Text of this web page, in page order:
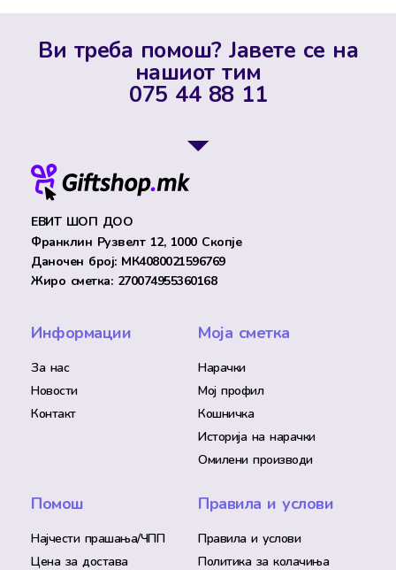
Ви треба помош? Јавете се на
нашиот тим
075 44 88 11
ЕВИТ ШОП ДОО
Франклин Рузвелт 12, 1000 Скопје
Даночен број: МК4080021596769
Жиро сметка: 270074955360168
Информации
За нас
Новости
Контакт
Моја сметка
Нарачки
Мој профил
Кошничка
Историја на нарачки
Омилени производи
Помош
Најчести прашања/ЧПП
Цена за достава
Правила и услови
Правила и услови
Политика за колачиња